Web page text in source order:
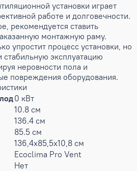
установки играет
работе и долговечности.
рекомендуется ставить
монтажную раму.
упростит процесс установки, но
эксплуатацию
неровности пола и
повреждения оборудования.
0 кВт
10.8 см
136.4 см
85.5 см
136,4x85,5x10,8 см
Ecoclima Pro Vent
Нет